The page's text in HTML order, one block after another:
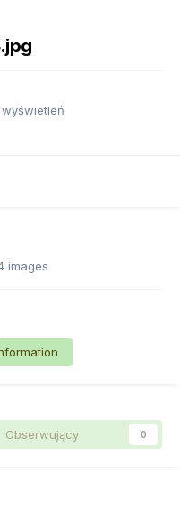
wyświetleń
images
Obserwujący 0